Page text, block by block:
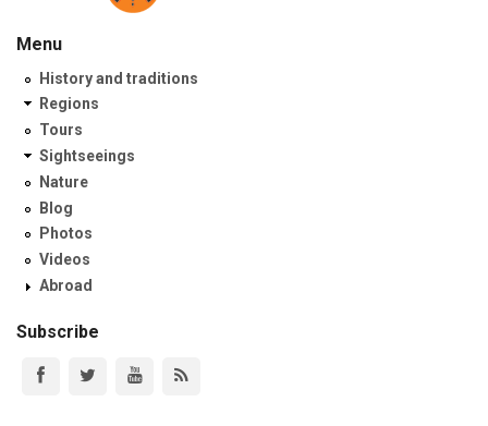
Menu
History and traditions
Regions
Tours
Sightseeings
Nature
Blog
Photos
Videos
Abroad
Subscribe